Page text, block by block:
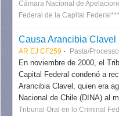
Cámara Nacional de
Federal de la Capital Federal***
Causa Arancibia Clavel
AR EJ CF259 Pasta/Processo
En noviembre de 2000, el
Capital Federal condenó a
Arancibia Clavel, quien era
Nacional de Chile (DINA) al
Tribunal Oral en lo Criminal